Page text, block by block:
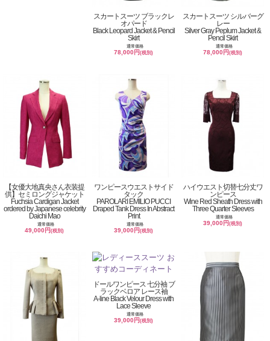
スカートスーツ ブラックレ
オパード
Black Leopard Jacket & Pencil
Skirt
通常価格
78,000円(税別)
スカートスーツ シルバーグ
レー
Silver Gray Peplum Jacket &
Pencil Skirt
通常価格
78,000円(税別)
【女優大地真央さん衣装提
供】セミロングジャケット
Fuchsia Cardigan Jacket
ordered by Japanese celebrity
Daichi Mao
通常価格
49,000円(税別)
ワンピースウエストサイド
タック
PAROLARI EMILIO PUCCI
Draped Tank Dress In Abstract
Print
通常価格
39,000円(税別)
ハイウエスト切替七分丈ワ
ンピース
Wine Red Sheath Dress with
Three Quarter Sleeves
通常価格
39,000円(税別)
ドールワンピース 七分袖 ブ
ラックベロア レース袖
A-line Black Velour Dress with
Lace Sleeve
通常価格
39,000円(税別)